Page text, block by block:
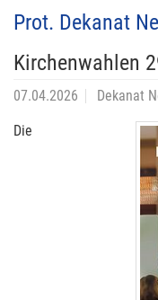
Prot. Dekanat
Kirchenwahlen
07.04.2026 Dekanat
Die